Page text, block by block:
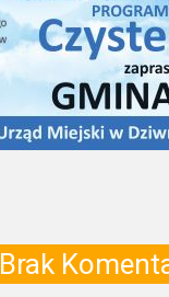
Brak